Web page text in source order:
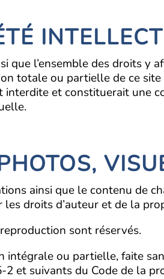
que l’ensemble des droits y
totale ou partielle de ce
interdite et constituerait une
ainsi que le contenu de
les droits d’auteur et de la
sont réservés.
intégrale ou partielle, faite
2 et suivants du Code de la